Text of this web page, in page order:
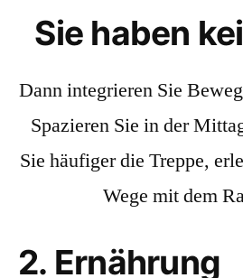
Sie haben
Dann integrieren Sie
Spazieren Sie in der
Sie häufiger die Treppe,
Wege mit dem
2. Ernährung